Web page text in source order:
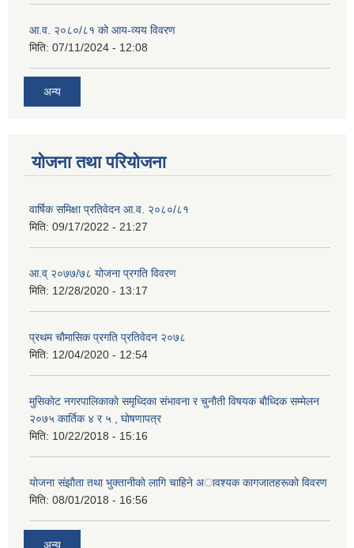
आ.व. २०८०/८१ को आय-व्यय विवरण
मिति: 07/11/2024 - 12:08
अन्य
योजना तथा परियोजना
वार्षिक समिक्षा प्रतिवेदन आ.व. २०८०/८१
मिति: 09/17/2022 - 21:27
आ.व् २०७७/७८ योजना प्रगति विवरण
मिति: 12/28/2020 - 13:17
प्रथम चाैमासिक प्रगति प्रतिवेदन २०७८
मिति: 12/04/2020 - 12:54
मुसिकाेट नगरपालिकाकाे समृध्दिका संभावना र चुनाैती विषयक बाैध्दिक सम्मेलन
२०७५ कार्तिक ४ र ५ , घाेषणापत्र
मिति: 10/22/2018 - 15:16
याेजना संझाैता तथा भुक्तानीकाे लागि चाहिने अावश्यक कागजातहरूकाे विवरण
मिति: 08/01/2018 - 16:56
अन्य